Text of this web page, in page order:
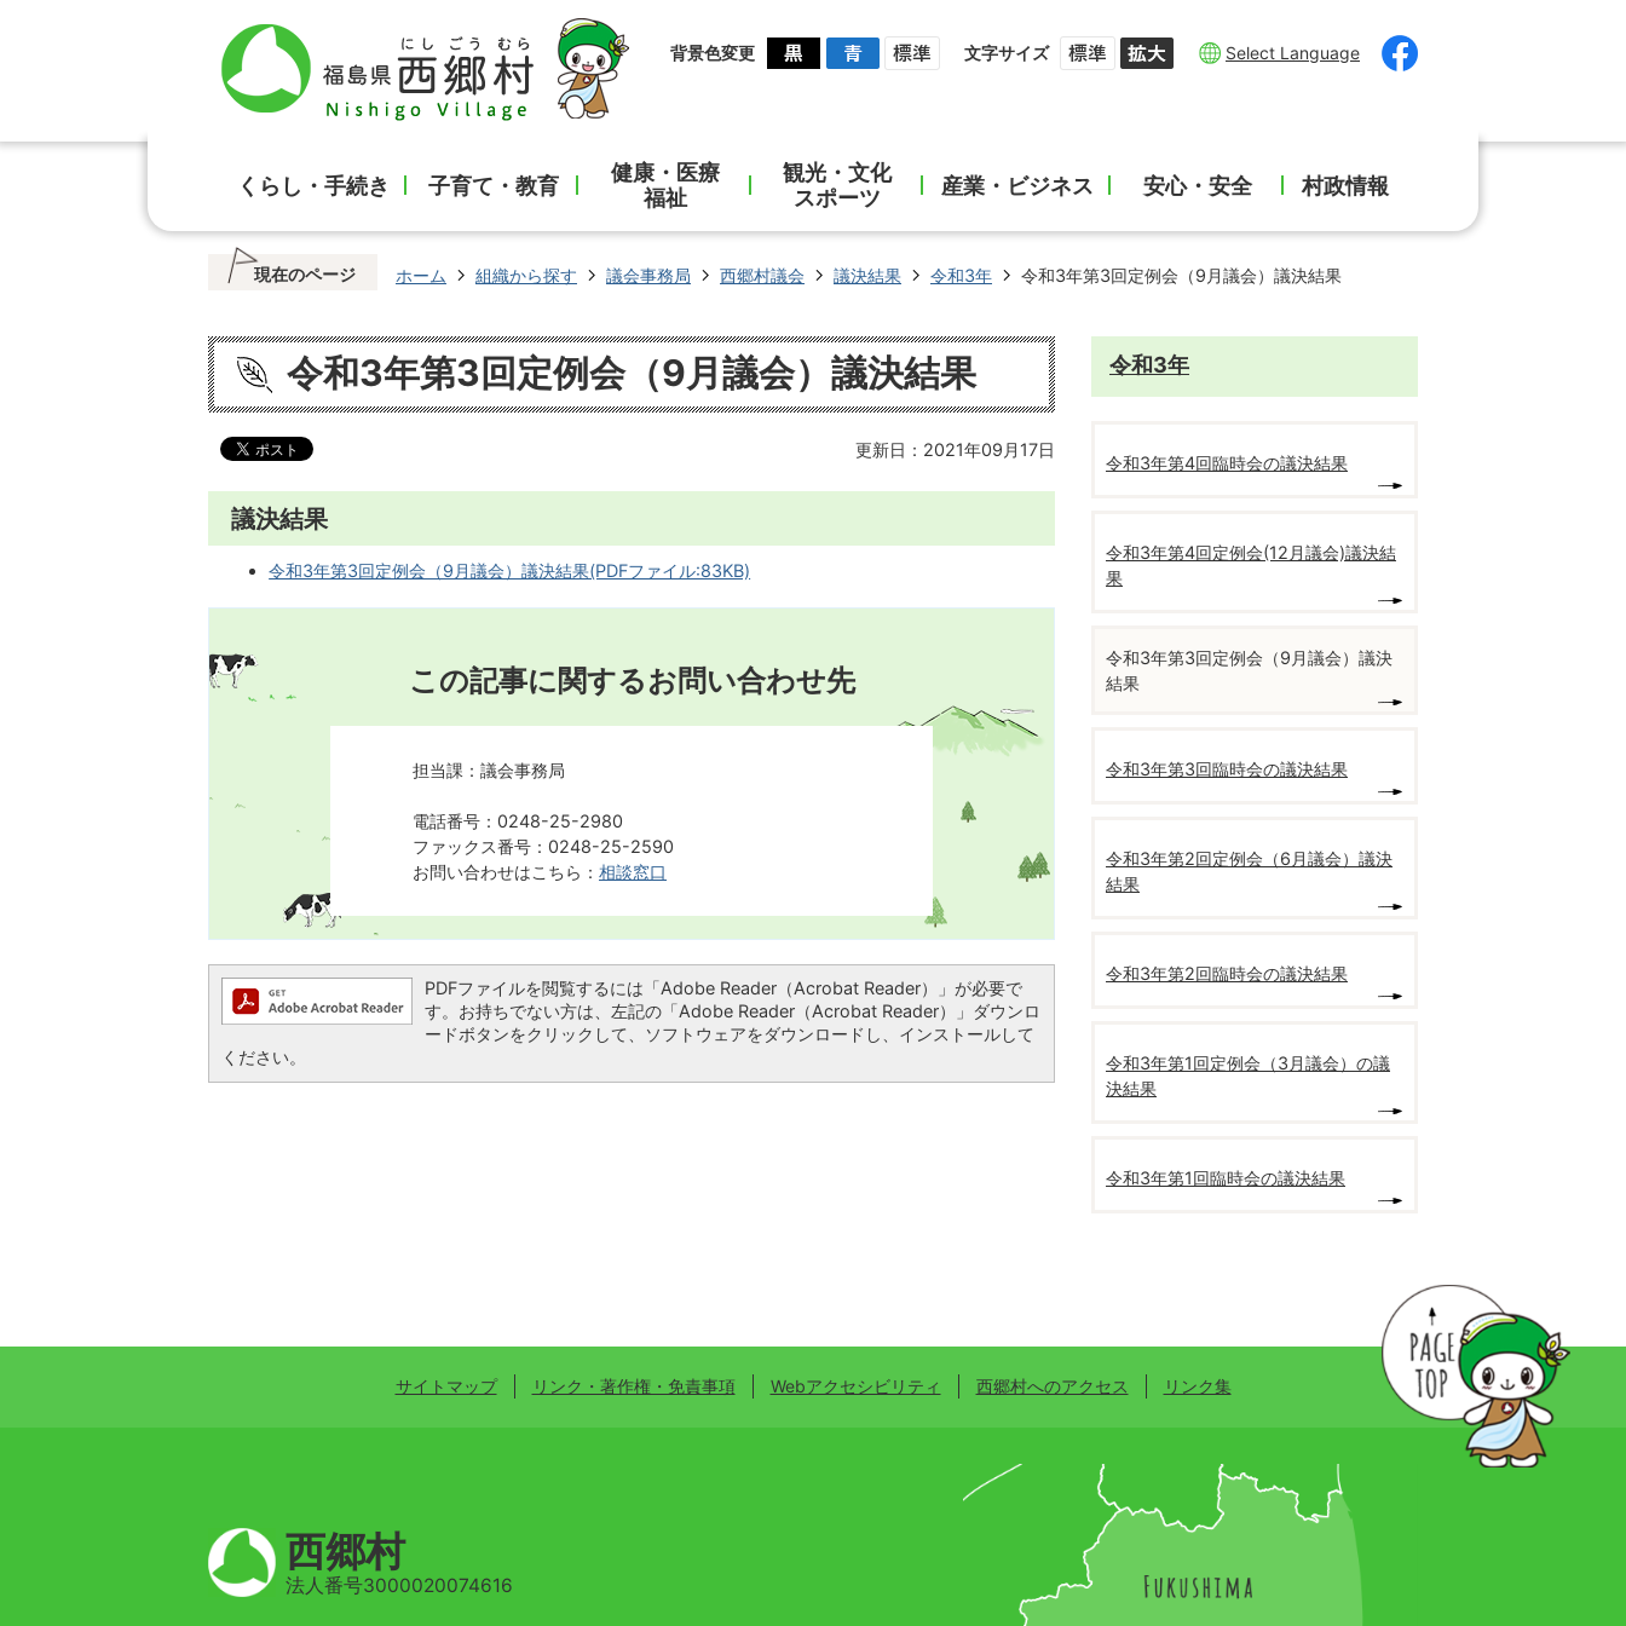
背景色変更 文字サイズ Select Language
くらし・手続き 子育て・教育
健康・医療
福祉
観光・文化
スポーツ
産業・ビジネス 安心・安全 村政情報
現在のページ ホーム 組織から探す 議会事務局 西郷村議会 議決結果 令和3年 令和3年第3回定例会（9月議会）議決結果
令和3年第3回定例会（9月議会）議決結果
更新日：2021年09月17日
議決結果
令和3年第3回定例会（9月議会）議決結果(PDFファイル:83KB)
この記事に関するお問い合わせ先
担当課：議会事務局
電話番号：0248-25-2980
ファックス番号：0248-25-2590
お問い合わせはこちら： 相談窓口
PDFファイルを閲覧するには「Adobe Reader（Acrobat Reader）」が必要で
す。お持ちでない方は、左記の「Adobe Reader（Acrobat Reader）」ダウンロ
ードボタンをクリックして、ソフトウェアをダウンロードし、インストールして
ください。
令和3年
令和3年第4回臨時会の議決結果
令和3年第4回定例会(12月議会)議決結
果
令和3年第3回定例会（9月議会）議決
結果
令和3年第3回臨時会の議決結果
令和3年第2回定例会（6月議会）議決
結果
令和3年第2回臨時会の議決結果
令和3年第1回定例会（3月議会）の議
決結果
令和3年第1回臨時会の議決結果
サイトマップ リンク・著作権・免責事項 Webアクセシビリティ 西郷村へのアクセス リンク集
西郷村
法人番号3000020074616